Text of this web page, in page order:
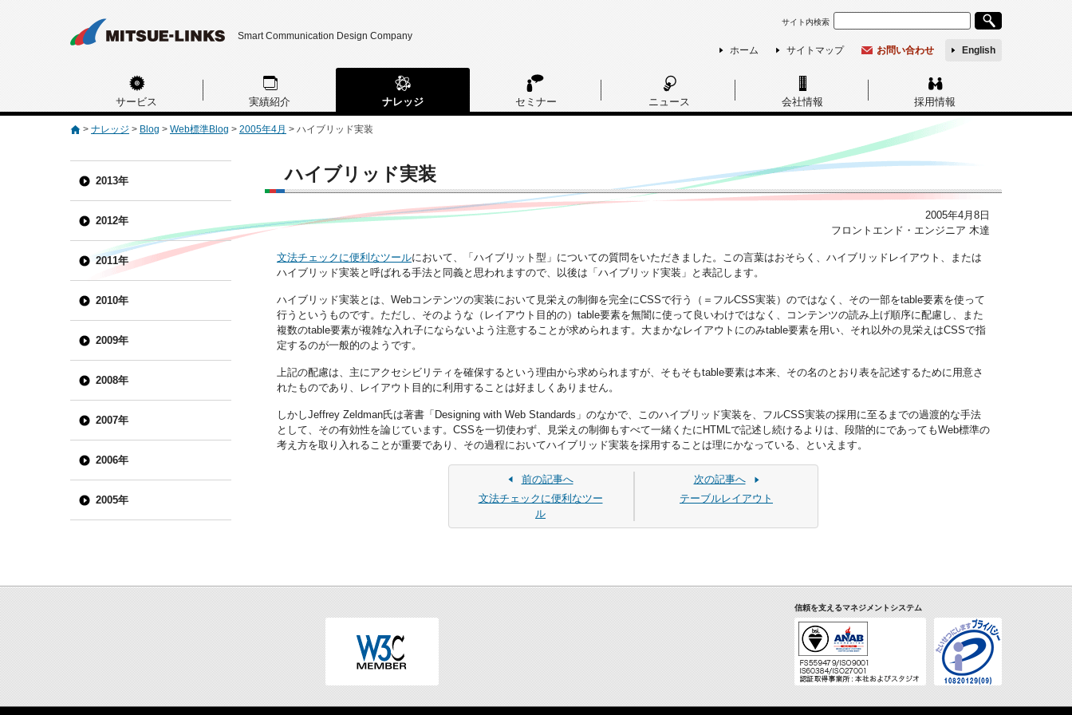
Smart Communication Design Company
サイト内検索
ホーム サイトマップ お問い合わせ English
サービス 実績紹介 ナレッジ セミナー ニュース 会社情報 採用情報
> ナレッジ > Blog > Web標準Blog > 2005年4月 > ハイブリッド実装
ハイブリッド実装
2005年4月8日
フロントエンド・エンジニア 木達
文法チェックに便利なツールにおいて、「ハイブリット型」についての質問をいただきました。この言葉はおそらく、ハイブリッドレイアウト、または
ハイブリッド実装と呼ばれる手法と同義と思われますので、以後は「ハイブリッド実装」と表記します。
ハイブリッド実装とは、Webコンテンツの実装において見栄えの制御を完全にCSSで行う（＝フルCSS実装）のではなく、その一部をtable要素を使って
行うというものです。ただし、そのような（レイアウト目的の）table要素を無闇に使って良いわけではなく、コンテンツの読み上げ順序に配慮し、また
複数のtable要素が複雑な入れ子にならないよう注意することが求められます。大まかなレイアウトにのみtable要素を用い、それ以外の見栄えはCSSで指
定するのが一般的のようです。
上記の配慮は、主にアクセシビリティを確保するという理由から求められますが、そもそもtable要素は本来、その名のとおり表を記述するために用意さ
れたものであり、レイアウト目的に利用することは好ましくありません。
しかしJeffrey Zeldman氏は著書「Designing with Web Standards」のなかで、このハイブリッド実装を、フルCSS実装の採用に至るまでの過渡的な手法
として、その有効性を論じています。CSSを一切使わず、見栄えの制御もすべて一緒くたにHTMLで記述し続けるよりは、段階的にであってもWeb標準の
考え方を取り入れることが重要であり、その過程においてハイブリッド実装を採用することは理にかなっている、といえます。
前の記事へ
文法チェックに便利なツー
ル
次の記事へ
テーブルレイアウト
2013年
2012年
2011年
2010年
2009年
2008年
2007年
2006年
2005年
信頼を支えるマネジメントシステム